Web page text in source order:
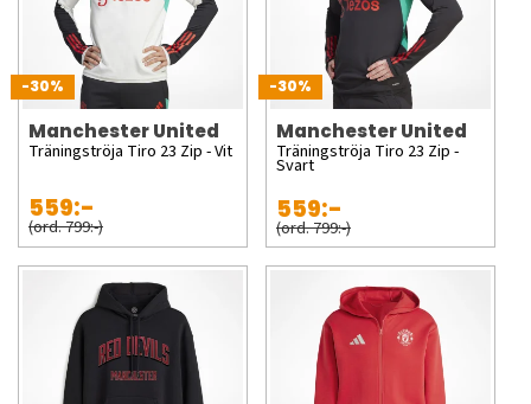
-30%
Manchester United
Träningströja Tiro 23 Zip - Vit
559:-
(ord. 799:-)
-30%
Manchester United
Träningströja Tiro 23 Zip -
Svart
559:-
(ord. 799:-)